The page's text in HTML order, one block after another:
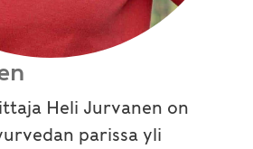
Heli Jurvanen on
parissa yli